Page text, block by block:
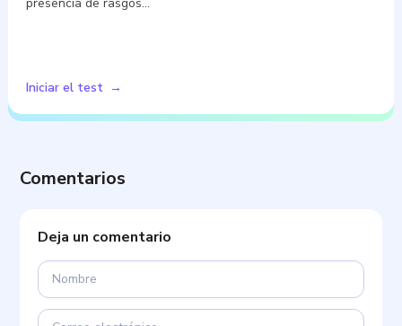
Iniciar el test
Comentarios
Deja un comentario